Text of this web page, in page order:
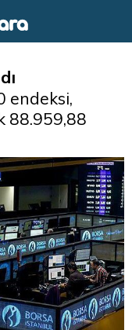
endeksi,
88.959,88